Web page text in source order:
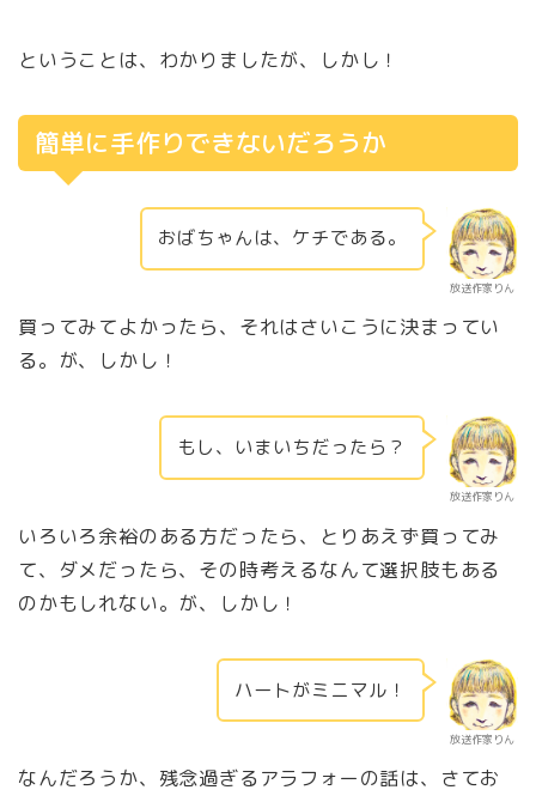
ということは、わかりましたが、しかし！
簡単に手作りできないだろうか
放送作家りん
おばちゃんは、ケチである。
買ってみてよかったら、それはさいこうに決まってい
る。が、しかし！
放送作家りん
もし、いまいちだったら？
いろいろ余裕のある方だったら、とりあえず買ってみ
て、ダメだったら、その時考えるなんて選択肢もある
のかもしれない。が、しかし！
放送作家りん
ハートがミニマル！
なんだろうか、残念過ぎるアラフォーの話は、さてお